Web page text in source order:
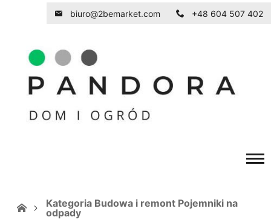
biuro@2bemarket.com +48 604 507 402
Kategoria Budowa i remont Pojemniki na
odpady